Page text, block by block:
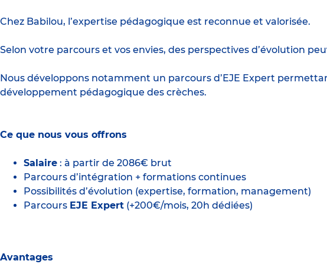
Chez Babilou, l’expertise pédagogique est reconnue et valorisée.
Selon votre parcours et vos envies, des perspectives d’évolution
Nous développons notamment un parcours d’EJE Expert
développement pédagogique des crèches.
Ce que nous vous offrons
Salaire : à partir de 2086€ brut
Parcours d’intégration + formations continues
Possibilités d’évolution (expertise, formation, management)
Parcours EJE Expert (+200€/mois, 20h dédiées)
Avantages